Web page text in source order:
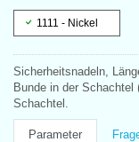
1111 - Nickel
Sicherheitsnadeln,
Bunde in der
Schachtel.
Parameter